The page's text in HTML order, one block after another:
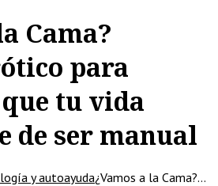
Cama?
para
tu vida
de ser manual
y autoayuda¿Vamos a la Cama?…